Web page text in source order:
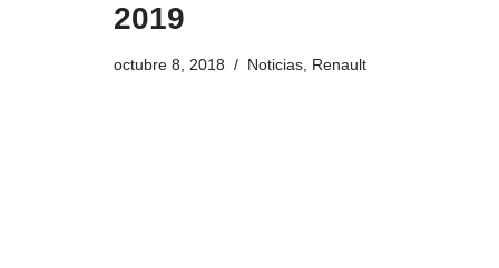
2019
octubre 8, 2018 Noticias, Renault